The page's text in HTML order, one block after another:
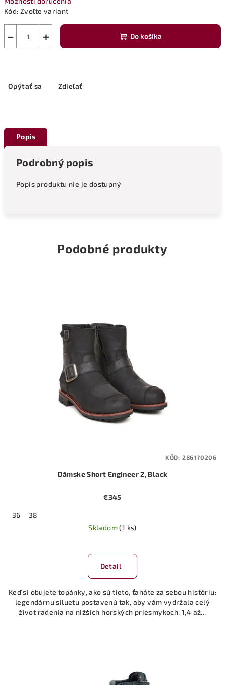
Kód: Zvoľte variant
+
− Do košíka
Opýtať sa Zdieľať
Popis
Podrobný popis
Popis produktu nie je dostupný
Podobné produkty
Dámske Short Engineer 2, Black
€345
36
38
Skladom(1 ks)
Detail
Keď si obujete topánky, ako sú tieto, ťaháte za sebou históriu:
legendárnu siluetu postavenú tak, aby vám vydržala celý
život radenia na nižších horských priesmykoch. 1,4 až...
KÓD: 286170206